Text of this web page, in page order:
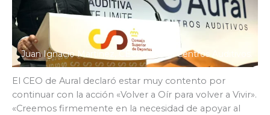
Juan Ignacio Martínez, CEO de Aural Centros Auditivos.
El CEO de Aural declaró estar muy contento por
continuar con la acción «Volver a Oír para volver a Vivir».
«Creemos firmemente en la necesidad de apoyar al